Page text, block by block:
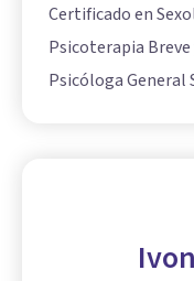
Certificado en
Psicoterapia
Psicóloga General